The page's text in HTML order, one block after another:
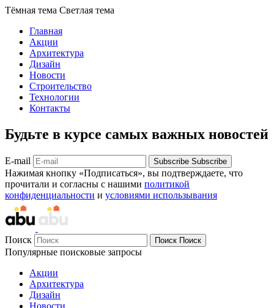
Тёмная тема Светлая тема
Главная
Акции
Архитектура
Дизайн
Новости
Строительство
Технологии
Контакты
Будьте в курсе самых важных новостей
E-mail Subscribe Subscribe
Нажимая кнопку «Подписаться», вы подтверждаете, что
прочитали и согласны с нашими политикой
конфиденциальности и условиями использывания
Поиск Поиск Поиск
Популярные поисковые запросы
Акции
Архитектура
Дизайн
Новости